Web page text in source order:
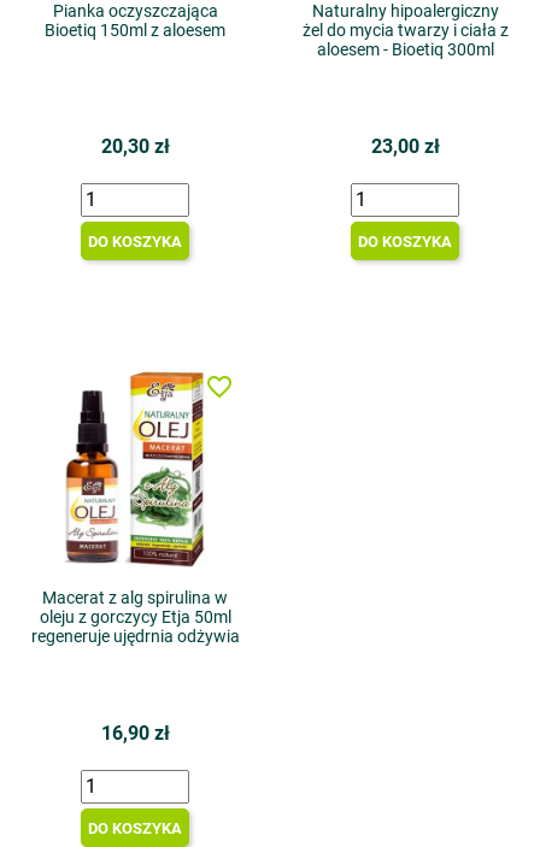
Pianka oczyszczająca
Bioetiq 150ml z aloesem
20,30 zł
DO KOSZYKA
Naturalny hipoalergiczny
żel do mycia twarzy i ciała z
aloesem - Bioetiq 300ml
23,00 zł
DO KOSZYKA
Macerat z alg spirulina w
oleju z gorczycy Etja 50ml
regeneruje ujędrnia odżywia
16,90 zł
DO KOSZYKA
favorite_border